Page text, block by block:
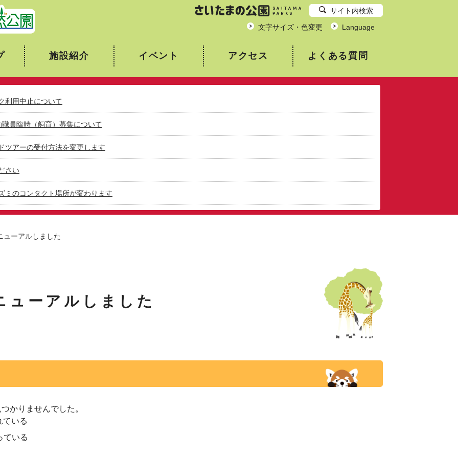
サイト内検索
文字サイズ・色変更
Language
施設紹介 イベント アクセス よくある質問
利用中止について
員臨時（飼育）募集について
ツアーの受付方法を変更します
さい
ミのコンタクト場所が変わります
ューアルしました
ューアルしました
かりませんでした。
ている
ている